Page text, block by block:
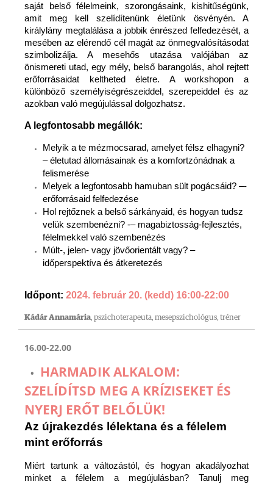
saját belső félelmeink, szorongásaink, kishitűségünk,
amit meg kell szelídítenünk életünk ösvényén. A
királylány megtalálása a jobbik énrészed felfedezését, a
mesében az elérendő cél magát az önmegvalósításodat
szimbolizálja. A mesehős utazása valójában az
önismereti utad, egy mély, belső barangolás, ahol rejtett
erőforrásaidat keltheted életre. A workshopon a
különböző személyiségrészeiddel, szerepeiddel és az
azokban való megújulással dolgozhatsz.
A legfontosabb megállók:
Melyik a te mézmocsarad, amelyet félsz elhagyni?
– életutad állomásainak és a komfortzónádnak a
felismerése
Melyek a legfontosabb hamuban sült pogácsáid? –-
erőforrásaid felfedezése
Hol rejtőznek a belső sárkányaid, és hogyan tudsz
velük szembenézni? -– magabiztosság-fejlesztés,
félelmekkel való szembenézés
Múlt-, jelen- vagy jövőorientált vagy? –
időperspektíva és átkeretezés
Időpont: 2024. február 20. (kedd) 16:00-22:00
Kádár Annamária, pszichoterapeuta, mesepszichológus, tréner
16.00-22.00
HARMADIK ALKALOM:
SZELÍDÍTSD MEG A KRÍZISEKET ÉS
NYERJ ERŐT BELŐLÜK!
Az újrakezdés lélektana és a félelem
mint erőforrás
Miért tartunk a változástól, és hogyan akadályozhat
minket a félelem a megújulásban? Tanulj meg